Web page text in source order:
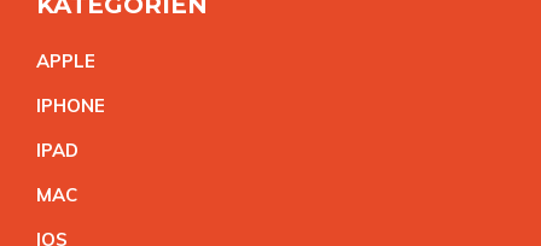
APPLE
IPHONE
IPAD
MAC
IOS